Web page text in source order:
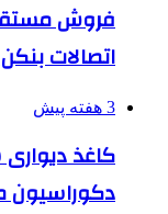
فروش
اتصالات
3 هفته پیش
کاغذ
دکوراسیون